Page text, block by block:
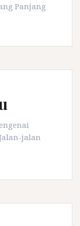
Panjang
jalan